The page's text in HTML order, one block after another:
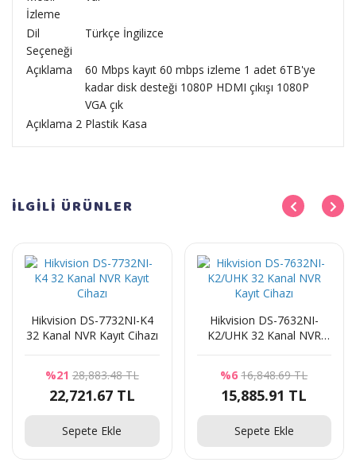
İzleme
Dil
Seçeneği
Türkçe İngilizce
Açıklama
60 Mbps kayıt 60 mbps izleme 1 adet 6TB'ye
kadar disk desteği 1080P HDMI çıkışı 1080P
VGA çık
Açıklama 2 Plastik Kasa
İLGİLİ ÜRÜNLER
Hikvision DS-7732NI-K4
32 Kanal NVR Kayıt Cihazı
%21 28,883.48 TL
22,721.67 TL
Sepete Ekle
Hikvision DS-7632NI-
K2/UHK 32 Kanal NVR
%6 16,848.69 TL
15,885.91 TL
Sepete Ekle